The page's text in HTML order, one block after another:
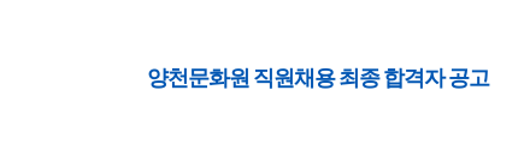
양천문화원 직원채용 최종 합격자 공고